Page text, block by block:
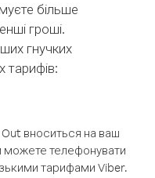
більше
гроші.
гнучких
тарифів:
вноситься на ваш
можете телефонувати
тарифами Viber.